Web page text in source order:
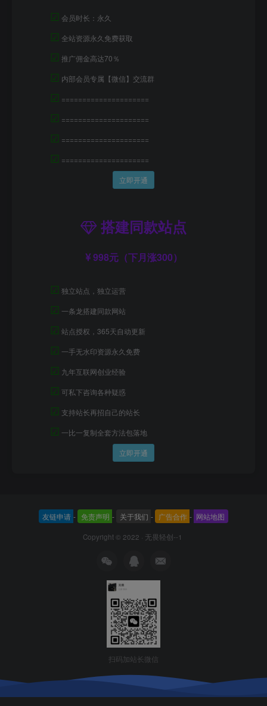
☑ 会员时长：永久
☑ 全站资源永久免费获取
☑ 推广佣金高达70％
☑ 内部会员专属【微信】交流群
☑ =====================
☑ =====================
☑ =====================
☑ =====================
立即开通
搭建同款站点
998元（下月涨300）
☑ 独立站点，独立运营
☑ 一条龙搭建同款网站
☑ 站点授权，365天自动更新
☑ 一手无水印资源永久免费
☑ 九年互联网创业经验
☑ 可私下咨询各种疑惑
☑ 支持站长再招自己的站长
☑ 一比一复制全套方法包落地
立即开通
友链申请 - 免责声明 - 关于我们 - 广告合作 - 网站地图
Copyright © 2022 · 无畏轻创--1
扫码加站长微信